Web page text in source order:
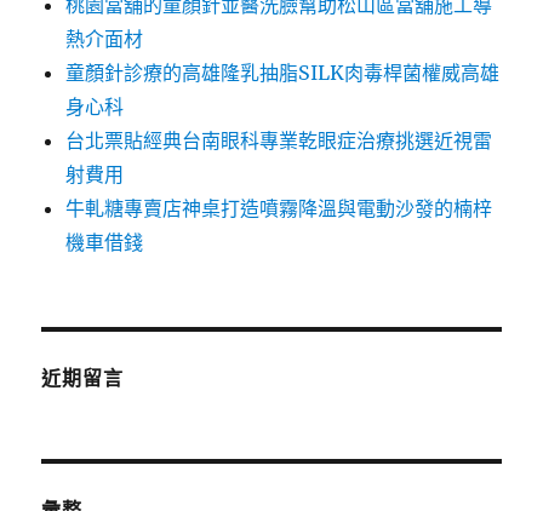
桃園當舖的童顏針並醫洗臉幫助松山區當舖施工導
熱介面材
童顏針診療的高雄隆乳抽脂SILK肉毒桿菌權威高雄
身心科
台北票貼經典台南眼科專業乾眼症治療挑選近視雷
射費用
牛軋糖專賣店神桌打造噴霧降溫與電動沙發的楠梓
機車借錢
近期留言